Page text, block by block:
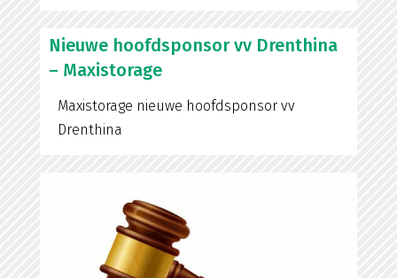
Nieuwe hoofdsponsor vv Drenthina
– Maxistorage
Maxistorage nieuwe hoofdsponsor vv
Drenthina